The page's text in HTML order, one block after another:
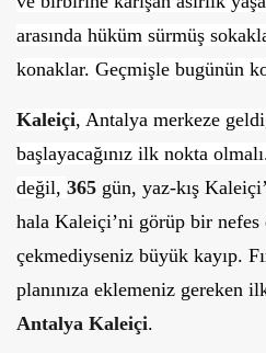
arasında hüküm sürmüş
konaklar. Geçmişle bugünün
Kaleiçi, Antalya merkeze
başlayacağınız ilk nokta
değil, 365 gün, yaz-kış
hala Kaleiçi’ni görüp bir nefes
çekmediyseniz büyük kayıp.
planınıza eklemeniz gereken
Antalya Kaleiçi.